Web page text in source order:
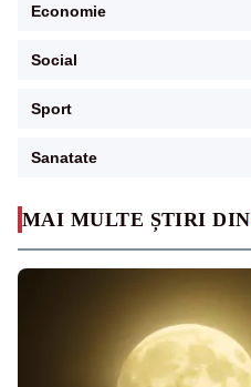
MAI MULTE ȘTIRI DIN
Economie
Social
Sport
Sanatate